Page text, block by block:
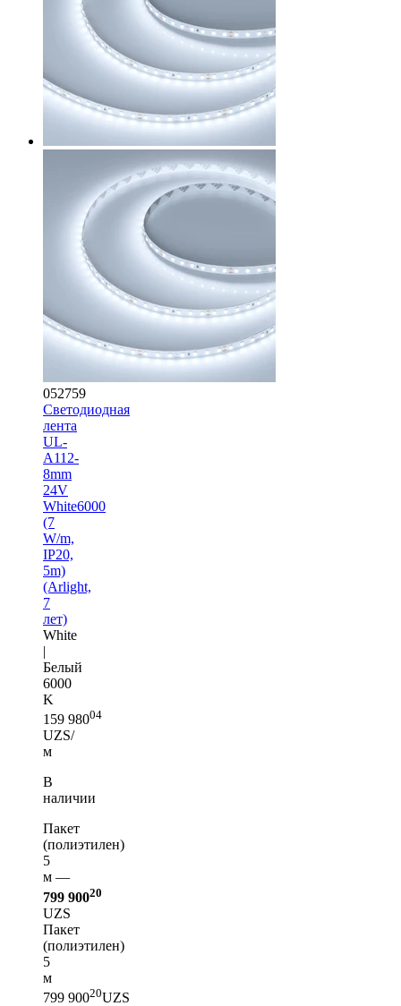
052759
Светодиодная
лента
UL-
A112-
8mm
24V
White6000
(7
W/m,
IP20,
5m)
(Arlight,
7
лет)
White
|
Белый
6000
K
159 98004
UZS/
м
В
наличии
Пакет
(полиэтилен)
5
м —
799 90020
UZS
Пакет
(полиэтилен)
5
м
799 90020UZS